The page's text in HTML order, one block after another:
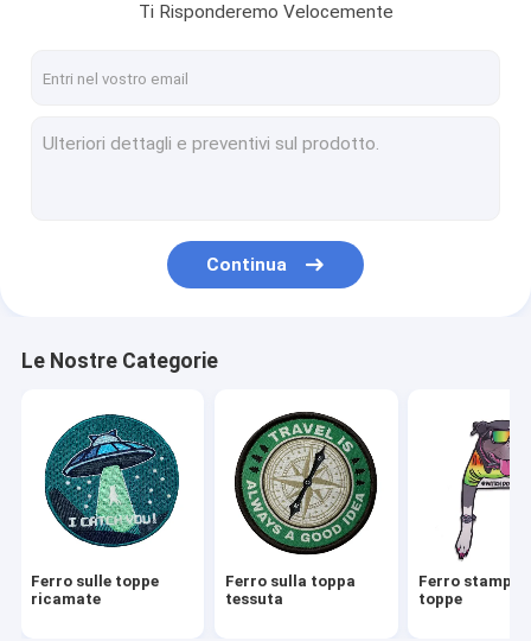
Ferro stampato sulle toppe
Toppe ricamate su ordinazione
Toppe di sublimazione della tintura
Catena chiave tessuta
Catene chiave del PVC
Etichette delle etichette del tessuto
Toppa di gomma del PVC
Ti Risponderemo Velocemente
Continua
Le Nostre Categorie
Ferro sulle toppe
ricamate
Ferro sulla toppa
tessuta
Ferro
toppe